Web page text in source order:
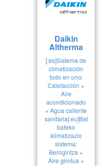
Daikin
Altherma
[:es]Sistema de
climatización
todo en uno:
Calefacción +
Aire
acondicionado
+ Agua caliente
sanitaria[:eu]Bat
bateko
klimatizazio
sistema:
Berogintza +
Aire girotua +